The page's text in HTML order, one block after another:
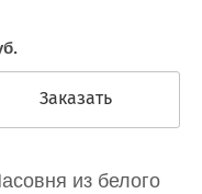
Заказать